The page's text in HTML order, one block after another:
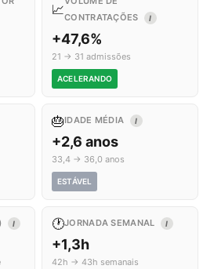
📈CONTRATAÇÕES
I
+47,6%
21 → 31 admissões
ACELERANDO
🎂IDADE MÉDIA I
+2,6 anos
33,4 → 36,0 anos
ESTÁVEL
I 🕐JORNADA SEMANAL I
+1,3h
42h → 43h semanais